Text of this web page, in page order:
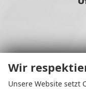
Wir
Unsere Website setzt